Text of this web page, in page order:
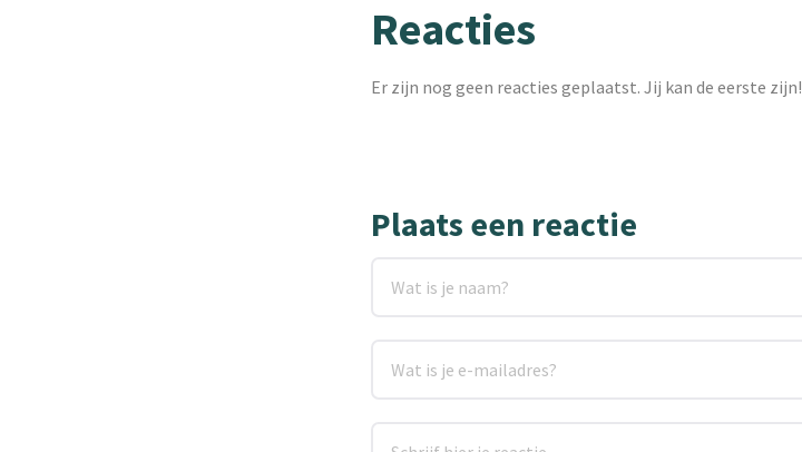
Reacties
Er zijn nog geen reacties geplaatst. Jij kan de eerste zijn!
Plaats een reactie